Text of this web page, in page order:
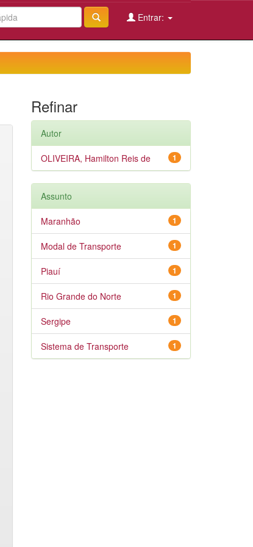
Entrar:
Refinar
Autor
1
OLIVEIRA, Hamilton Reis de
Assunto
1
Maranhão
1
Modal de Transporte
1
Piauí
1
Rio Grande do Norte
1
Sergipe
1
Sistema de Transporte